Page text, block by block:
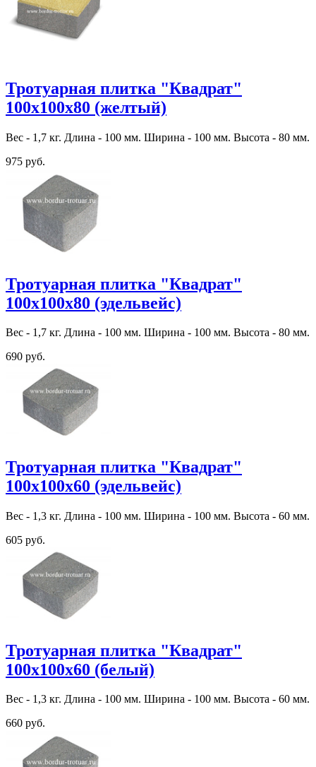
Тротуарная плитка "Квадрат"
100х100х80 (желтый)
Вес - 1,7 кг. Длина - 100 мм. Ширина - 100 мм. Высота - 80 мм.
975 руб.
Тротуарная плитка "Квадрат"
100х100х80 (эдельвейс)
Вес - 1,7 кг. Длина - 100 мм. Ширина - 100 мм. Высота - 80 мм.
690 руб.
Тротуарная плитка "Квадрат"
100х100х60 (эдельвейс)
Вес - 1,3 кг. Длина - 100 мм. Ширина - 100 мм. Высота - 60 мм.
605 руб.
Тротуарная плитка "Квадрат"
100х100х60 (белый)
Вес - 1,3 кг. Длина - 100 мм. Ширина - 100 мм. Высота - 60 мм.
660 руб.